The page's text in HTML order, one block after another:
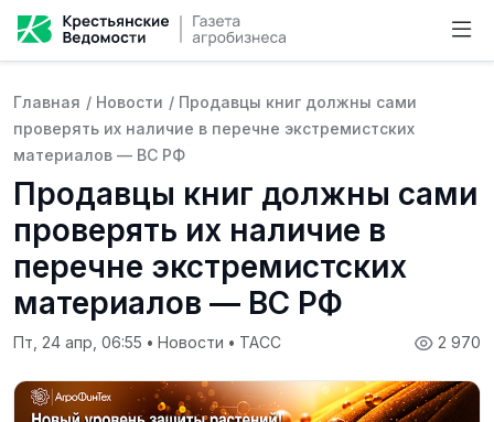
Главная / Новости / Продавцы книг должны сами
проверять их наличие в перечне экстремистских
материалов — ВС РФ
Продавцы книг должны сами
проверять их наличие в
перечне экстремистских
материалов — ВС РФ
2 970
Пт, 24 апр, 06:55 • Новости • ТАСС